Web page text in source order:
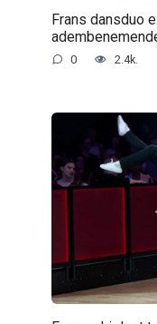
Frans dansduo
0 2.4k.